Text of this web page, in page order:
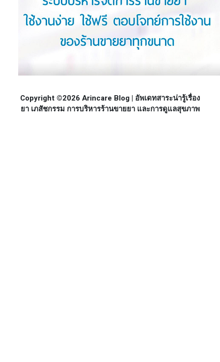
Copyright ©2026 Arincare Blog | อัพเดทสาระน่ารู้เรื่อง
ยา เภสัชกรรม การบริหารร้านขายยา และการดูแลสุขภาพ